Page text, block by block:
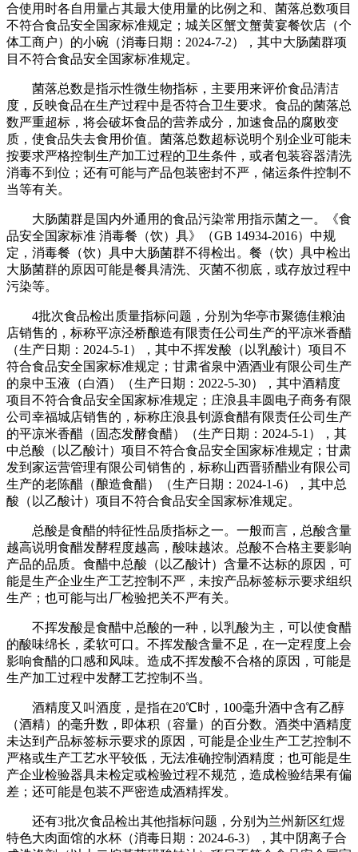
合使用时各自用量占其最大使用量的比例之和、菌落总数项目
不符合食品安全国家标准规定；城关区蟹文蟹黄宴餐饮店（个
体工商户）的小碗（消毒日期：2024-7-2），其中大肠菌群项
目不符合食品安全国家标准规定。
菌落总数是指示性微生物指标，主要用来评价食品清洁
度，反映食品在生产过程中是否符合卫生要求。食品的菌落总
数严重超标，将会破坏食品的营养成分，加速食品的腐败变
质，使食品失去食用价值。菌落总数超标说明个别企业可能未
按要求严格控制生产加工过程的卫生条件，或者包装容器清洗
消毒不到位；还有可能与产品包装密封不严，储运条件控制不
当等有关。
大肠菌群是国内外通用的食品污染常用指示菌之一。《食
品安全国家标准 消毒餐（饮）具》（GB 14934-2016）中规
定，消毒餐（饮）具中大肠菌群不得检出。餐（饮）具中检出
大肠菌群的原因可能是餐具清洗、灭菌不彻底，或存放过程中
污染等。
4批次食品检出质量指标问题，分别为华亭市聚德佳粮油
店销售的，标称平凉泾桥酿造有限责任公司生产的平凉米香醋
（生产日期：2024-5-1），其中不挥发酸（以乳酸计）项目不
符合食品安全国家标准规定；甘肃省泉中酒酒业有限公司生产
的泉中玉液（白酒）（生产日期：2022-5-30），其中酒精度
项目不符合食品安全国家标准规定；庄浪县丰圆电子商务有限
公司幸福城店销售的，标称庄浪县钊源食醋有限责任公司生产
的平凉米香醋（固态发酵食醋）（生产日期：2024-5-1），其
中总酸（以乙酸计）项目不符合食品安全国家标准规定；甘肃
发到家运营管理有限公司销售的，标称山西晋骄醋业有限公司
生产的老陈醋（酿造食醋）（生产日期：2024-1-6），其中总
酸（以乙酸计）项目不符合食品安全国家标准规定。
总酸是食醋的特征性品质指标之一。一般而言，总酸含量
越高说明食醋发酵程度越高，酸味越浓。总酸不合格主要影响
产品的品质。食醋中总酸（以乙酸计）含量不达标的原因，可
能是生产企业生产工艺控制不严，未按产品标签标示要求组织
生产；也可能与出厂检验把关不严有关。
不挥发酸是食醋中总酸的一种，以乳酸为主，可以使食醋
的酸味绵长，柔软可口。不挥发酸含量不足，在一定程度上会
影响食醋的口感和风味。造成不挥发酸不合格的原因，可能是
生产加工过程中发酵工艺控制不当。
酒精度又叫酒度，是指在20℃时，100毫升酒中含有乙醇
（酒精）的毫升数，即体积（容量）的百分数。酒类中酒精度
未达到产品标签标示要求的原因，可能是企业生产工艺控制不
严格或生产工艺水平较低，无法准确控制酒精度；也可能是生
产企业检验器具未检定或检验过程不规范，造成检验结果有偏
差；还可能是包装不严密造成酒精挥发。
还有3批次食品检出其他指标问题，分别为兰州新区红煜
特色大肉面馆的水杯（消毒日期：2024-6-3），其中阴离子合